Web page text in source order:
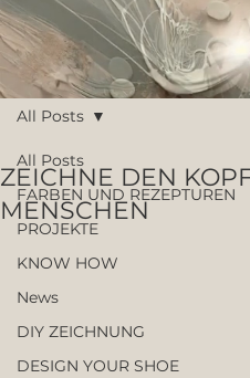
All Posts
FARBEN UND REZEPTUREN
PROJEKTE
KNOW HOW
News
DIY ZEICHNUNG
DESIGN YOUR SHOE
All Posts
ZEICHNE DEN
MENSCHEN